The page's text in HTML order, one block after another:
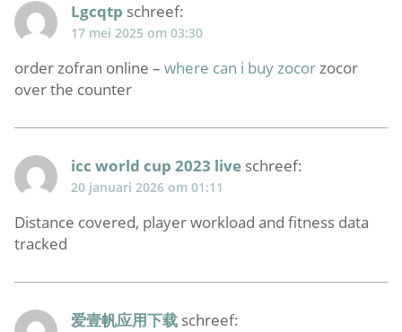
Lgcqtp schreef:
17 mei 2025 om 03:30
order zofran online – where can i buy zocorzocor
over the counter
icc world cup 2023 live schreef:
20 januari 2026 om 01:11
Distance covered, player workload and fitness data
tracked
爱壹帆应用下载 schreef: